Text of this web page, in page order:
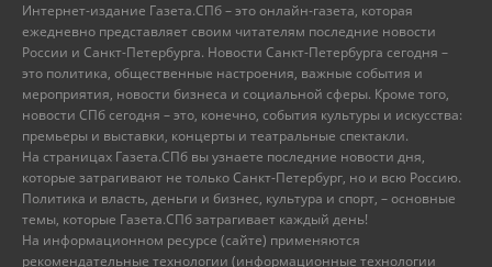
Интернет-издание Газета.СПб – это онлайн-газета, которая
ежедневно представляет своим читателям последние новости
России и Санкт-Петербурга. Новости Санкт-Петербурга сегодня –
это политика, общественные настроения, важные события и
мероприятия, новости бизнеса и социальной сферы. Кроме того,
новости СПб сегодня – это, конечно, события культуры и искусства:
премьеры и выставки, концерты и театральные спектакли.
На страницах Газета.СПб вы узнаете последние новости дня,
которые затрагивают не только Санкт-Петербург, но и всю Россию.
Политика и власть, деньги и бизнес, культура и спорт, – основные
темы, которые Газета.СПб затрагивает каждый день!
На информационном ресурсе (сайте) применяются
рекомендательные технологии (информационные технологии